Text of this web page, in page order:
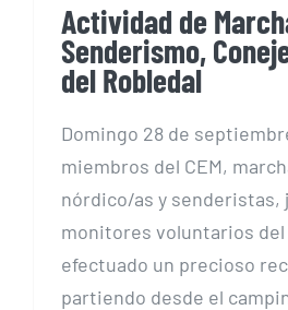
Actividad de
Senderismo,
del Robledal
Domingo 28 de
miembros del CEM,
nórdico/as y senderistas,
monitores voluntarios del
efectuado un precioso
partiendo desde el